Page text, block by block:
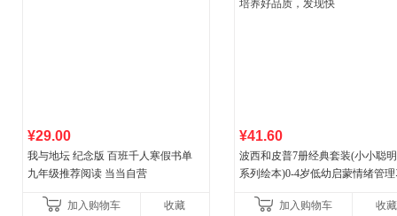
¥29.00
我与地坛 纪念版 百班千人寒假书单
九年级推荐阅读 当当自营
加入购物车 收藏
¥41.60
波西和皮普7册经典套装(小小聪
系列绘本)0-4岁低幼启蒙情绪管
养好品质，发现快
加入购物车 收藏